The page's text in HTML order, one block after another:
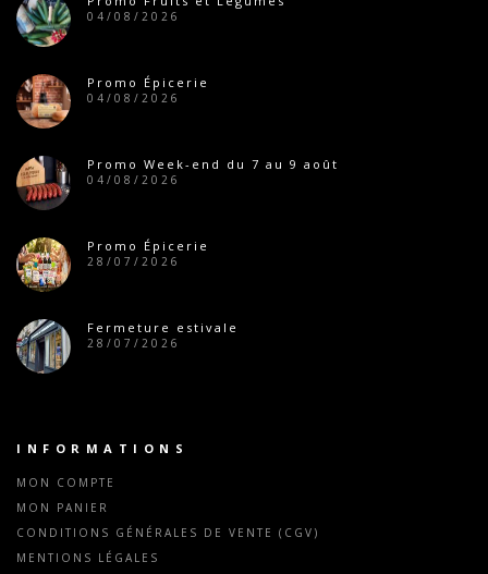
04/08/2026
Promo Épicerie
04/08/2026
Promo Week-end du 7 au 9 août
04/08/2026
Promo Épicerie
28/07/2026
Fermeture estivale
28/07/2026
INFORMATIONS
MON COMPTE
MON PANIER
CONDITIONS GÉNÉRALES DE VENTE (CGV)
MENTIONS LÉGALES